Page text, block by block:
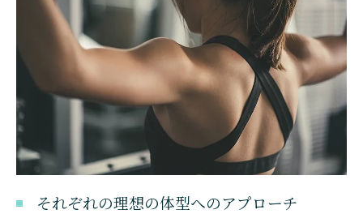
それぞれの理想の体型へのアプローチ